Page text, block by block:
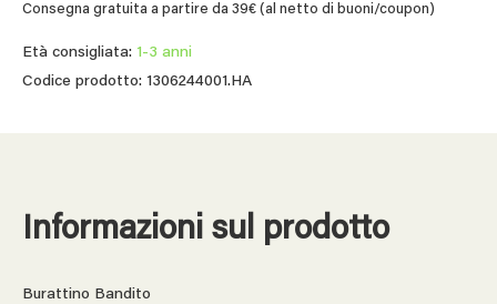
Consegna gratuita a partire da 39€ (al netto di buoni/coupon)
Età consigliata: 1-3 anni
Codice prodotto: 1306244001.HA
Informazioni sul prodotto
Burattino Bandito